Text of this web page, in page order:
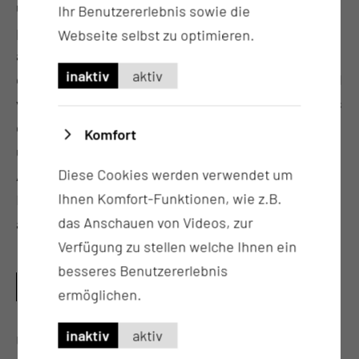
über den Behandlungsplan und unterstützen mit
patientenorientierter, therapeutischer und
aktivierender Pflege. Hier auf der Station bedeutet
das, Waschtraining, Anziehtraining, Esstraining und
viele andere Therapiebereiche. Am Herzen liegt uns
ebenfalls unserer „beruflicher Nachwuchs“. Auf
unserer Station werden Auszubildende und
Auszubildendinnen zum Gesundheits- und
Krankenpflegehelferin und Krankenpflegehelfer
angeleitet und geschult
WELCHE QUALIFIKATIONEN HABEN UNSERE
MITARBEITERINNEN UND MITARBEITER?
Unser Pflegeteam setzt sich aus unterschiedlichen
Ihr Benutzererlebnis sowie die
Webseite selbst zu optimieren.
inaktiv aktiv
Komfort
Diese Cookies werden verwendet um
Ihnen Komfort-Funktionen, wie z.B.
das Anschauen von Videos, zur
Verfügung zu stellen welche Ihnen ein
besseres Benutzererlebnis
ermöglichen.
inaktiv aktiv